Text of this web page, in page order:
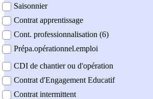
Saisonnier
Contrat apprentissage
Cont. professionnalisation (6)
Prépa.opérationnel.emploi
CDI de chantier ou d'opération
Contrat d'Engagement Educatif
Contrat intermittent